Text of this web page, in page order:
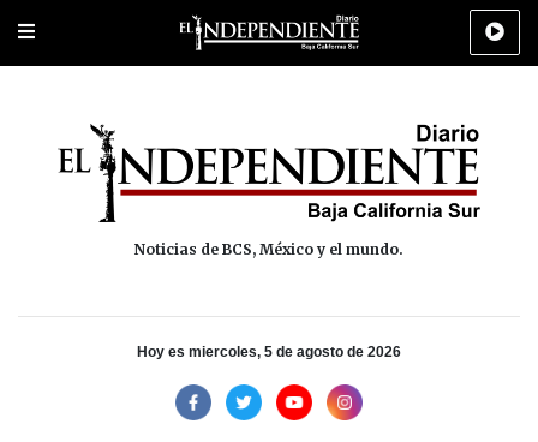
Portada Los Cabos Policiaca Deportes Cultura
Noticias de BCS, México y el mundo.
Hoy es miercoles, 5 de agosto de 2026